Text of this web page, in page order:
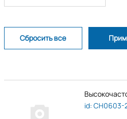
id: CH0603-